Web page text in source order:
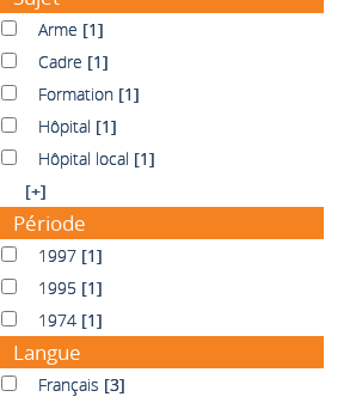
ArmeArme [1]
CadreCadre [1]
FormationFormation [1]
HôpitalHôpital [1]
Hôpital local
Hôpital local [1]
[+]
Période
1997 1997 [1]
1995 1995 [1]
1974 1974 [1]
Langue
FrançaisFrançais [3]